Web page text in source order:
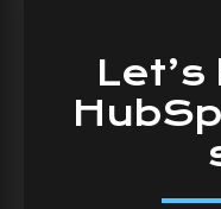
Let’s